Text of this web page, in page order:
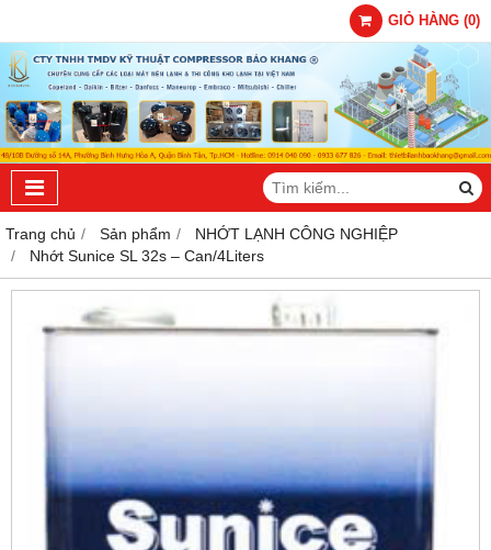
GIỎ HÀNG (0)
Trang chủ Sản phẩm
NHỚT LẠNH CÔNG NGHIỆP
Nhớt Sunice SL 32s – Can/4Liters